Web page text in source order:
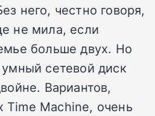
него, честно говоря,
не мила, если
больше двух. Но
сетевой диск
Вариантов,
Machine, очень